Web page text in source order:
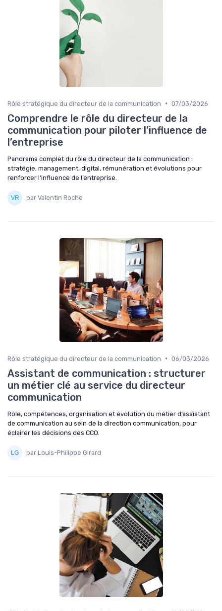
Rôle stratégique du directeur de la communication • 07/03/2026
Comprendre le rôle du directeur de la
communication pour piloter l’influence de
l’entreprise
Panorama complet du rôle du directeur de la communication :
stratégie, management, digital, rémunération et évolutions pour
renforcer l’influence de l’entreprise.
par Valentin Roche
Rôle stratégique du directeur de la communication • 06/03/2026
Assistant de communication : structurer
un métier clé au service du directeur
communication
Rôle, compétences, organisation et évolution du métier d’assistant
de communication au sein de la direction communication, pour
éclairer les décisions des CCO.
par Louis-Philippe Girard